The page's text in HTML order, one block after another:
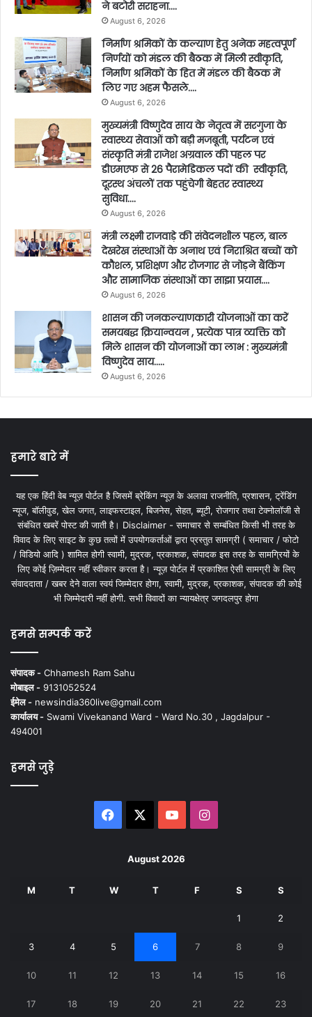
ने बटोरी सराहना….
August 6, 2026
निर्माण श्रमिकों के कल्याण हेतु अनेक महत्वपूर्ण
निर्णयों को मंडल की बैठक में मिली स्वीकृति,
निर्माण श्रमिकों के हित में मंडल की बैठक में
लिए गए अहम फैसले….
August 6, 2026
मुख्यमंत्री विष्णुदेव साय के नेतृत्व में सरगुजा के
स्वास्थ्य सेवाओं को बड़ी मजबूती, पर्यटन एवं
संस्कृति मंत्री राजेश अग्रवाल की पहल पर
डीएमएफ से 26 पैरामेडिकल पदों की स्वीकृति,
दूरस्थ अंचलों तक पहुंचेगी बेहतर स्वास्थ्य
सुविधा….
August 6, 2026
मंत्री लक्ष्मी राजवाड़े की संवेदनशील पहल, बाल
देखरेख संस्थाओं के अनाथ एवं निराश्रित बच्चों को
कौशल, प्रशिक्षण और रोजगार से जोड़ने बैंकिंग
और सामाजिक संस्थाओं का साझा प्रयास….
August 6, 2026
शासन की जनकल्याणकारी योजनाओं का करें
समयबद्ध क्रियान्वयन , प्रत्येक पात्र व्यक्ति को
मिले शासन की योजनाओं का लाभ : मुख्यमंत्री
विष्णुदेव साय…..
August 6, 2026
हमारे बारे में
यह एक हिंदी वेब न्यूज़ पोर्टल है जिसमें ब्रेकिंग न्यूज़ के अलावा राजनीति, प्रशासन, ट्रेंडिंग
न्यूज, बॉलीवुड, खेल जगत, लाइफस्टाइल, बिजनेस, सेहत, ब्यूटी, रोजगार तथा टेक्नोलॉजी से
संबंधित खबरें पोस्ट की जाती है। Disclaimer - समाचार से सम्बंधित किसी भी तरह के
विवाद के लिए साइट के कुछ तत्वों में उपयोगकर्ताओं द्वारा प्रस्तुत सामग्री ( समाचार / फोटो
/ विडियो आदि ) शामिल होगी स्वामी, मुद्रक, प्रकाशक, संपादक इस तरह के सामग्रियों के
लिए कोई ज़िम्मेदार नहीं स्वीकार करता है। न्यूज़ पोर्टल में प्रकाशित ऐसी सामग्री के लिए
संवाददाता / खबर देने वाला स्वयं जिम्मेदार होगा, स्वामी, मुद्रक, प्रकाशक, संपादक की कोई
भी जिम्मेदारी नहीं होगी. सभी विवादों का न्यायक्षेत्र जगदलपुर होगा
हमसे सम्पर्क करें
संपादक - Chhamesh Ram Sahu
मोबाइल - 9131052524
ईमेल - newsindia360live@gmail.com
कार्यालय - Swami Vivekanand Ward - Ward No.30 , Jagdalpur -
494001
हमसे जुड़े
Facebook YouTubeInstagram
August 2026
M T W T F S S
1 2
3 4 5 6 7 8 9
10 11 12 13 14 15 16
17 18 19 20 21 22 23